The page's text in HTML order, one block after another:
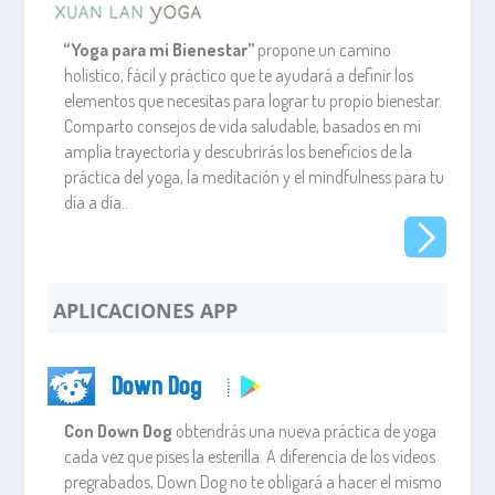
“Yoga para mi Bienestar”propone un camino
holístico, fácil y práctico que te ayudará a definir los
elementos que necesitas para lograr tu propio bienestar.
Comparto consejos de vida saludable, basados en mi
amplia trayectoria y descubrirás los beneficios de la
práctica del yoga, la meditación y el mindfulness para tu
día a día..
APLICACIONES APP
Con Down Dogobtendrás una nueva práctica de yoga
cada vez que pises la esterilla. A diferencia de los vídeos
pregrabados, Down Dog no te obligará a hacer el mismo